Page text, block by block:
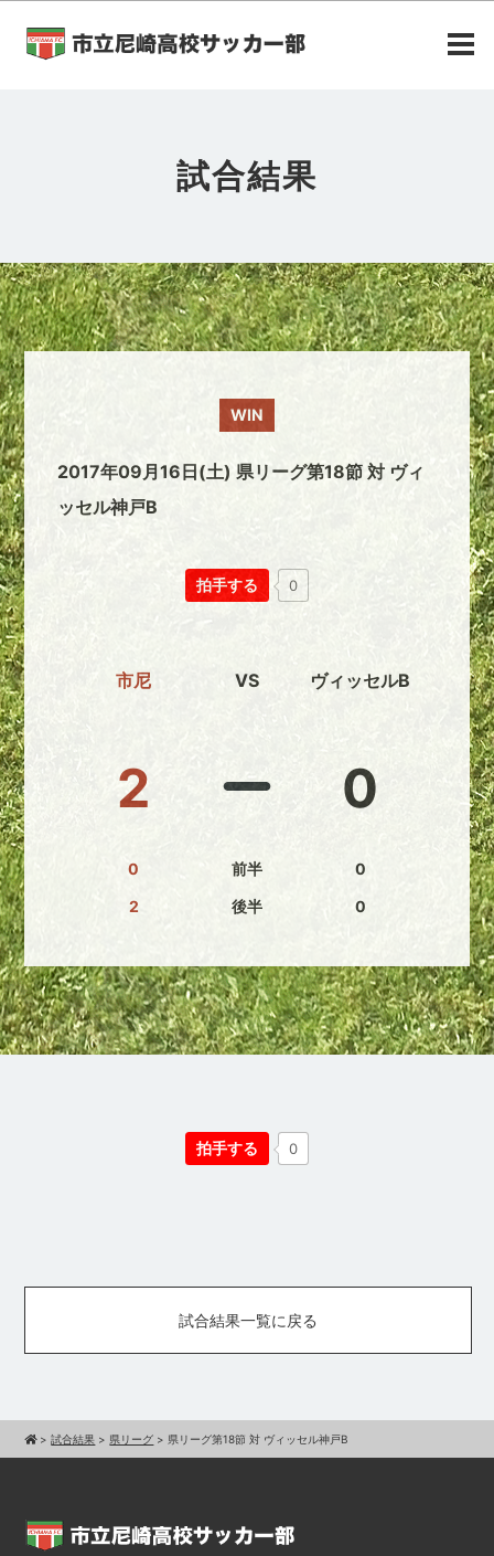
試合結果
WIN
2017年09月16日(土) 県リーグ第18節 対 ヴィ
ッセル神戸B
拍手する 0
市尼
2
0
2
VS
前半
後半
ヴィッセルB
0
0
0
拍手する 0
試合結果一覧に戻る
>試合結果 > 県リーグ > 県リーグ第18節 対 ヴィッセル神戸B